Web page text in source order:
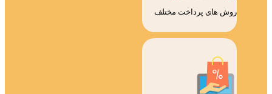
روش های پرداخت مختلف